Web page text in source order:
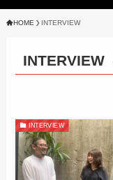
HOME INTERVIEW
INTERVIEW
INTERVIEW